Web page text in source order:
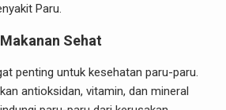
Paru.
Sehat
penting untuk kesehatan paru-paru.
antioksidan, vitamin, dan mineral